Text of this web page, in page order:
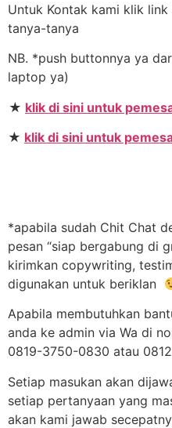
Untuk Kontak kami klik
tanya-tanya
NB. *push buttonnya ya
laptop ya)
★ klik di sini untuk
★ klik di sini untuk
*apabila sudah Chit Chat
pesan “siap bergabung di
kirimkan copywriting,
digunakan untuk beriklan
Apabila membutuhkan
anda ke admin via Wa di
0819-3750-0830 atau
Setiap masukan akan
setiap pertanyaan yang
akan kami jawab